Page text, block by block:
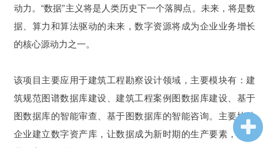
动力。“数据”主义将是人类历史下一个落脚点。未来，将是数
据、算力和算法驱动的未来，数字资源将成为企业业务增长
的核心源动力之一。
该项目主要应用于建筑工程勘察设计领域，主要模块有：建
筑规范图谱数据库建设、建筑工程案例图数据库建设、基于
图数据库的智能审查、基于图数据库的智能咨询。主要协助
企业建立数字资产库，让数据成为新时期的生产要素，为企